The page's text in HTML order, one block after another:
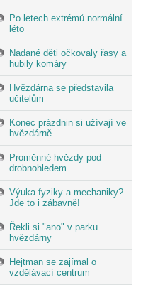
Po letech extrémů normální
léto
Nadané děti očkovaly řasy a
hubily komáry
Hvězdárna se představila
učitelům
Konec prázdnin si užívají ve
hvězdárně
Proměnné hvězdy pod
drobnohledem
Výuka fyziky a mechaniky?
Jde to i zábavně!
Řekli si "ano" v parku
hvězdárny
Hejtman se zajímal o
vzdělávací centrum